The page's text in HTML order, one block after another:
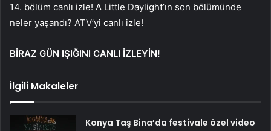
14. bölüm canlı izle! A Little Daylight’ın son bölümünde
neler yaşandı? ATV’yi canlı izle!
BİRAZ GÜN IŞIĞINI CANLI İZLEYİN!
İlgili Makaleler
Konya Taş Bina’da festivale özel video